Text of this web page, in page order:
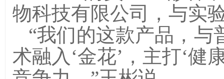
物科技有限公司，与实
“我们的这款产品，与
术融入‘金花’，主打‘健